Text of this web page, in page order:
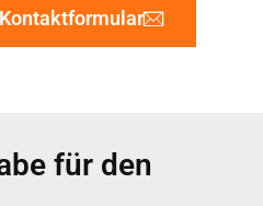
Kontaktformular
für den